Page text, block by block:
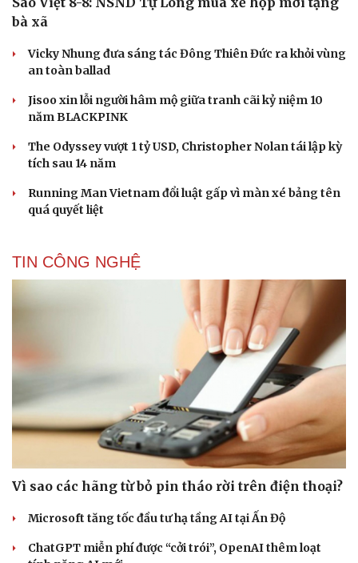
bà xã
Vicky Nhung đưa sáng tác Đông Thiên Đức ra khỏi vùng
an toàn ballad
Jisoo xin lỗi người hâm mộ giữa tranh cãi kỷ niệm 10
năm BLACKPINK
The Odyssey vượt 1 tỷ USD, Christopher Nolan tái lập kỳ
tích sau 14 năm
Running Man Vietnam đổi luật gấp vì màn xé bảng tên
quá quyết liệt
TIN CÔNG NGHỆ
Vì sao các hãng từ bỏ pin tháo rời trên điện thoại?
Microsoft tăng tốc đầu tư hạ tầng AI tại Ấn Độ
ChatGPT miễn phí được “cởi trói”, OpenAI thêm loạt